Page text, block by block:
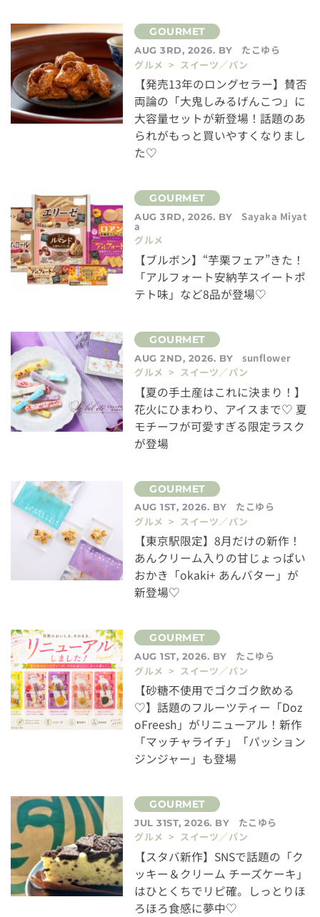
AUG 3RD, 2026. BY
たこゆら
グルメ > スイーツ／パン
【発売13年のロングセラー】賛否
両論の「大鬼しみるげんこつ」に
大容量セットが新登場！話題のあ
られがもっと買いやすくなりまし
た♡
AUG 3RD, 2026. BY Sayaka Miyat
a
グルメ
【ブルボン】“芋栗フェア”きた！
「アルフォート安納芋スイートポ
テト味」など8品が登場♡
AUG 2ND, 2026. BY
sunflower
グルメ > スイーツ／パン
【夏の手土産はこれに決まり！】
花火にひまわり、アイスまで♡ 夏
モチーフが可愛すぎる限定ラスク
が登場
AUG 1ST, 2026. BY
たこゆら
グルメ > スイーツ／パン
【東京駅限定】8月だけの新作！
あんクリーム入りの甘じょっぱい
おかき「okaki+ あんバター」が
新登場♡
AUG 1ST, 2026. BY
たこゆら
グルメ > スイーツ／パン
【砂糖不使用でゴクゴク飲める
♡】話題のフルーツティー「Doz
oFreesh」がリニューアル！新作
「マッチャライチ」「パッション
ジンジャー」も登場
JUL 31ST, 2026. BY
たこゆら
グルメ > スイーツ／パン
【スタバ新作】SNSで話題の「ク
ッキー＆クリーム チーズケーキ」
はひとくちでリピ確。しっとりほ
ろほろ食感に夢中♡